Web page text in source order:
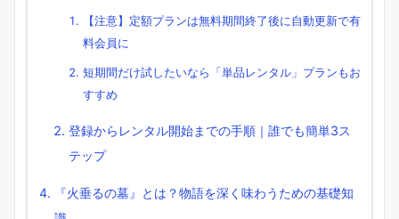
【注意】定額プランは無料期間終了後に自動更新で有
料会員に
短期間だけ試したいなら「単品レンタル」プランもお
すすめ
登録からレンタル開始までの手順｜誰でも簡単3ス
テップ
『火垂るの墓』とは？物語を深く味わうための基礎知